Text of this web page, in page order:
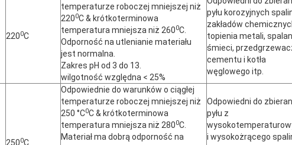
2200C
temperaturze roboczej mniejszej niż
2200C & krótkoterminowa
temperatura mniejsza niż 2600C.
Odporność na utlenianie materiału
jest normalna.
Zakres pH od 3 do 13.
wilgotność względna < 25%
pyłu korozyjnych
zakładów
topienia metali,
śmieci,
cementu i kotła
węglowego itp.
2500C
Odpowiednie do warunków o ciągłej
temperaturze roboczej mniejszej niż
250 °C0C & krótkoterminowa
temperatura mniejsza niż 2800C.
Materiał ma dobrą odporność na
Odpowiedni do
pyłu z
i wysokożrącego